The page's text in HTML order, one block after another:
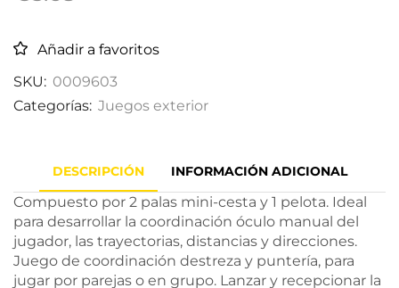
Añadir a favoritos
SKU: 0009603
Categorías: Juegos exterior
DESCRIPCIÓN INFORMACIÓN ADICIONAL
Compuesto por 2 palas mini-cesta y 1 pelota. Ideal
para desarrollar la coordinación óculo manual del
jugador, las trayectorias, distancias y direcciones.
Juego de coordinación destreza y puntería, para
jugar por parejas o en grupo. Lanzar y recepcionar la